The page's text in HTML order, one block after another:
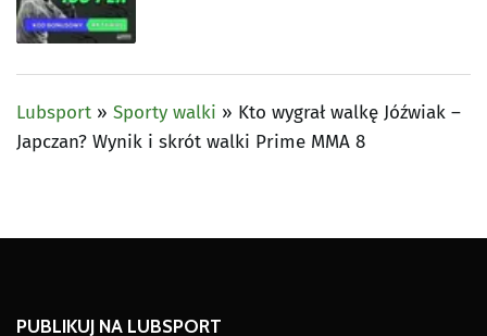
Lubsport » Sporty walki » Kto wygrał walkę Jóźwiak –
Japczan? Wynik i skrót walki Prime MMA 8
PUBLIKUJ NA LUBSPORT